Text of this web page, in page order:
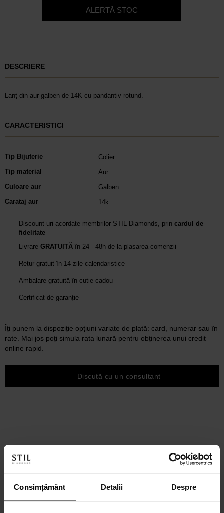
Consimțământ Detalii Despre
ALERTĂ STOC
DESCRIERE
Lanț din aur galben de 14K cu pandantiv rotund.
CARACTERISTICI
Tip Bijuterie
Colier
Tip material
Aur
Culoare aur
Galben
Carataj aur
14k
Discount-uri acordate membrilor STIL Diamonds, prin cardul de
fidelitate
Livrare GRATUITĂ în 24 - 48h de la plasarea comenzii
Retur gratuit în 14 zile calendaristice
Ambalare gratuită în cutie cadou
Certificat de garanție
Îți punem la dispoziție opțiuni variate de plată: card, numerar sau în
rate. Mai jos poți simula rata lunară pentru obținerea unui credit
online rapid.
Discută cu un consultant